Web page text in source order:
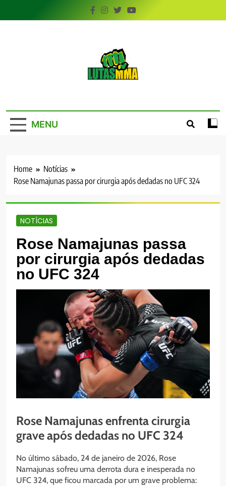
to
MENU
Home
Notícias
Rose Namajunas passa por cirurgia após dedadas no UFC 324
NOTÍCIAS
Rose Namajunas passa
por cirurgia após dedadas
no UFC 324
Rose Namajunas enfrenta cirurgia
grave após dedadas no UFC 324
No último sábado, 24 de janeiro de 2026, Rose
Namajunas sofreu uma derrota dura e inesperada no
UFC 324, que ficou marcada por um grave problema: